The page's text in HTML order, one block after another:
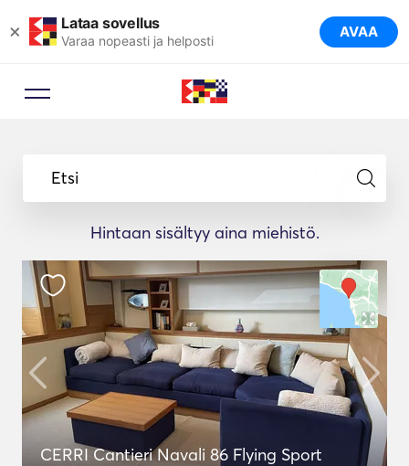
× Lataa sovellus
Varaa nopeasti ja helposti AVAA
Etsi
Hintaan sisältyy aina miehistö.
CERRI Cantieri Navali 86 Flying Sport